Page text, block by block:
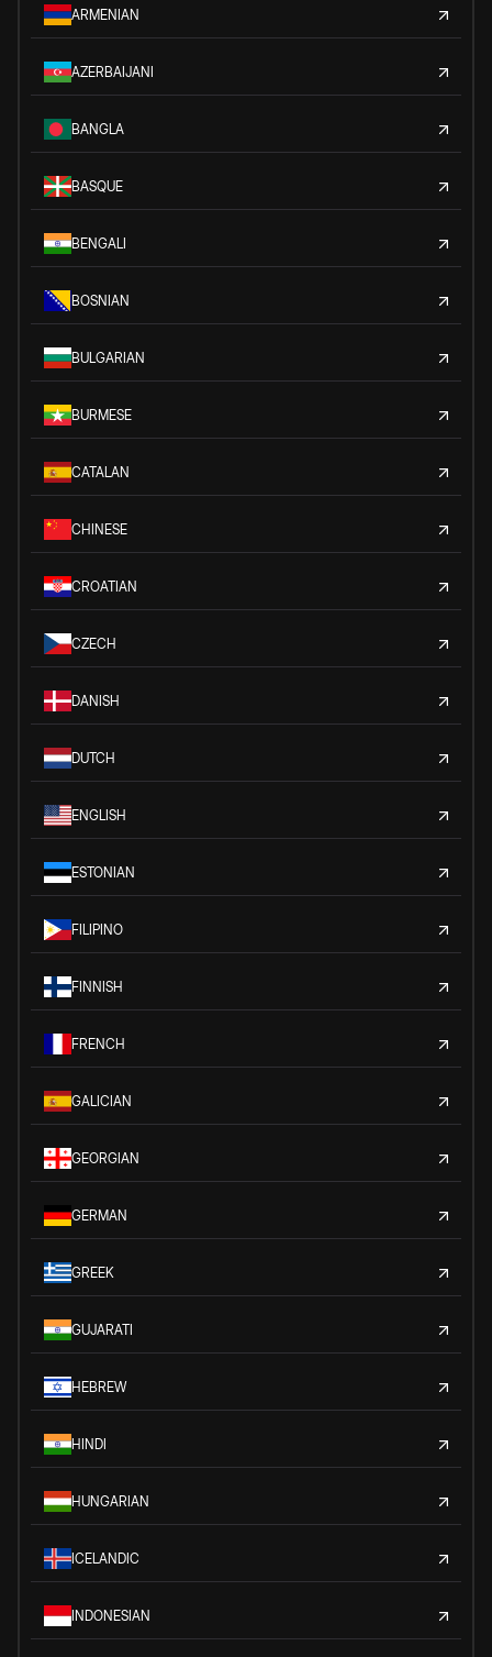
ARMENIAN
AZERBAIJANI
BANGLA
BASQUE
BENGALI
BOSNIAN
BULGARIAN
BURMESE
CATALAN
CHINESE
CROATIAN
CZECH
DANISH
DUTCH
ENGLISH
ESTONIAN
FILIPINO
FINNISH
FRENCH
GALICIAN
GEORGIAN
GERMAN
GREEK
GUJARATI
HEBREW
HINDI
HUNGARIAN
ICELANDIC
INDONESIAN